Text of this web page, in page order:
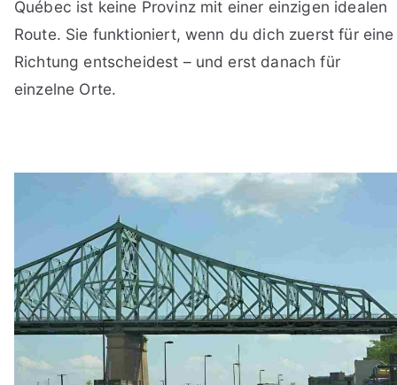
Québec ist keine Provinz mit einer einzigen idealen
Route. Sie funktioniert, wenn du dich zuerst für eine
Richtung entscheidest – und erst danach für
einzelne Orte.